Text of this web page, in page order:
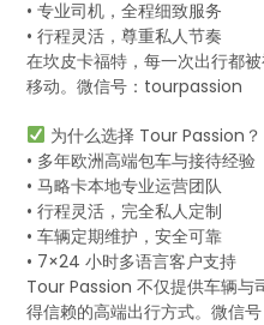
• 专业司机，全程细致服务
• 行程灵活，尊重私人节奏
在坎皮卡福特，每一次出行都
移动。微信号：tourpassion
为什么选择 Tour Passion？
• 多年欧洲高端包车与接待经验
• 马略卡本地专业运营团队
• 行程灵活，完全私人定制
• 车辆定期维护，安全可靠
• 7×24 小时多语言客户支持
Tour Passion 不仅提供车辆与
得信赖的高端出行方式。微信